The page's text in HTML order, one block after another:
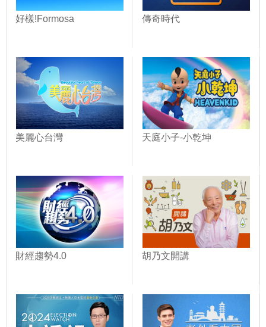
好樣!Formosa 傳奇時代
美麗心台灣 天庭小子-小乾坤
財經趨勢4.0 胡乃文開講